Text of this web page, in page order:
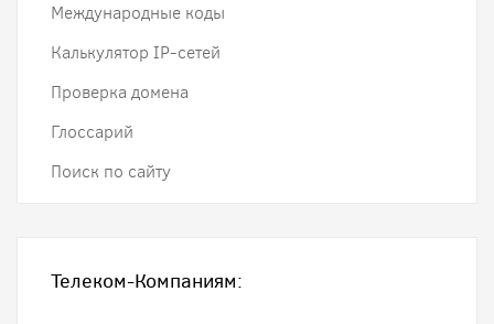
Международные коды
Калькулятор IP-сетей
Проверка домена
Глоссарий
Поиск по сайту
Телеком-Компаниям: